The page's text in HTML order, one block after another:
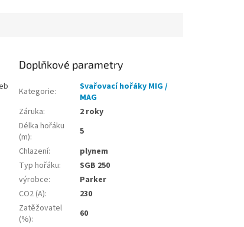
Doplňkové parametry
Kategorie:
Svařovací hořáky MIG /
MAG
Záruka:
2 roky
Délka hořáku
(m):
5
Chlazení:
plynem
Typ hořáku:
SGB 250
výrobce:
Parker
CO2 (A):
230
Zatěžovatel
(%):
60